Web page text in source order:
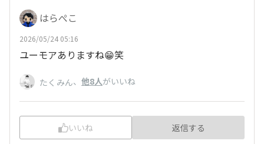
はらぺこ
2026/05/24 05:16
ユーモアありますね😁笑
たくみん、 他8人がいいね
いいね 返信する